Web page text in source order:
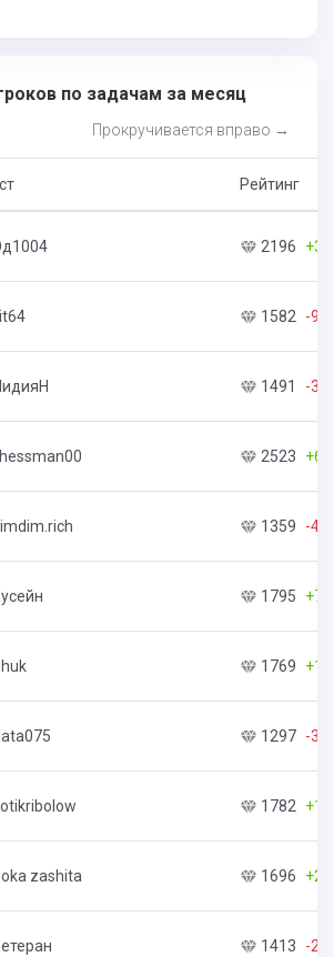
по задачам за месяц
Прокручивается вправо →
Рейтинг
2196
1582 -
1491 -30
2523
1359 -
1795 +76
1769
1297 -
1782
zashita 1696
1413 -